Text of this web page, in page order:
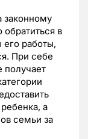
законному
в
работы,
При себе
получает
а
семьи за